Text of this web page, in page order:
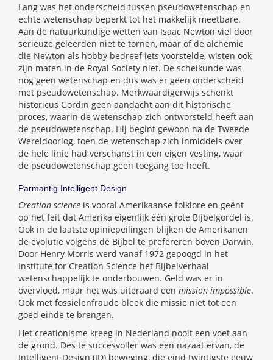
Lang was het onderscheid tussen pseudowetenschap en
echte wetenschap beperkt tot het makkelijk meetbare.
Aan de natuurkundige wetten van Isaac Newton viel door
serieuze geleerden niet te tornen, maar of de alchemie
die Newton als hobby bedreef iets voorstelde, wisten ook
zijn maten in de Royal Society niet. De scheikunde was
nog geen wetenschap en dus was er geen onderscheid
met pseudowetenschap. Merkwaardigerwijs schenkt
historicus Gordin geen aandacht aan dit historische
proces, waarin de wetenschap zich ontworsteld heeft aan
de pseudowetenschap. Hij begint gewoon na de Tweede
Wereldoorlog, toen de wetenschap zich inmiddels over
de hele linie had verschanst in een eigen vesting, waar
de pseudowetenschap geen toegang toe heeft.
Parmantig Intelligent Design
Creation science is vooral Amerikaanse folklore en geënt
op het feit dat Amerika eigenlijk één grote Bijbelgordel is.
Ook in de laatste opiniepeilingen blijken de Amerikanen
de evolutie volgens de Bijbel te prefereren boven Darwin.
Door Henry Morris werd vanaf 1972 gepoogd in het
Institute for Creation Science het Bijbelverhaal
wetenschappelijk te onderbouwen. Geld was er in
overvloed, maar het was uiteraard een mission impossible.
Ook met fossielenfraude bleek die missie niet tot een
goed einde te brengen.
Het creationisme kreeg in Nederland nooit een voet aan
de grond. Des te succesvoller was een nazaat ervan, de
Intelligent Design (ID) beweging, die eind twintigste eeuw